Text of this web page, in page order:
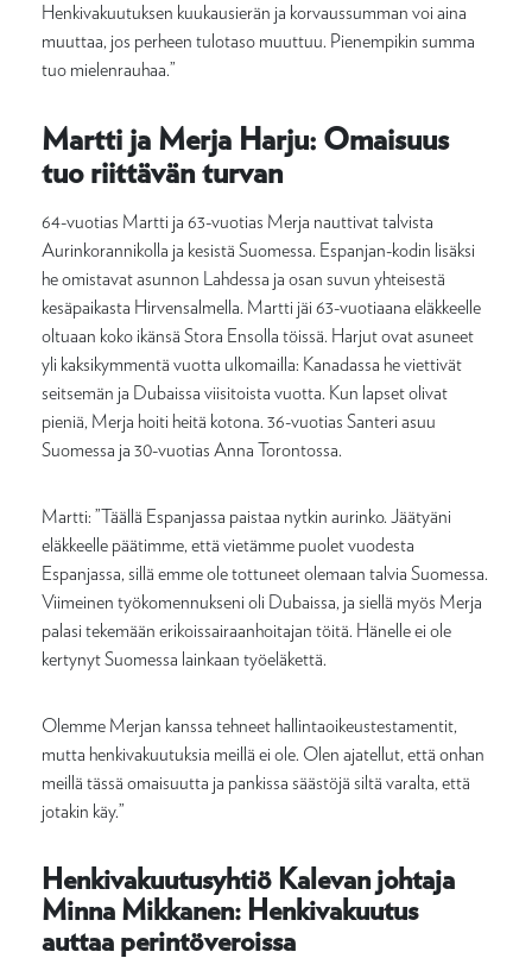
Henkivakuutuksen kuukausierän ja korvaussumman voi aina
muuttaa, jos perheen tulotaso muuttuu. Pienempikin summa
tuo mielenrauhaa.”
Martti ja Merja Harju: Omaisuus
tuo riittävän turvan
64-vuotias Martti ja 63-vuotias Merja nauttivat talvista
Aurinkorannikolla ja kesistä Suomessa. Espanjan-kodin lisäksi
he omistavat asunnon Lahdessa ja osan suvun yhteisestä
kesäpaikasta Hirvensalmella. Martti jäi 63-vuotiaana eläkkeelle
oltuaan koko ikänsä Stora Ensolla töissä. Harjut ovat asuneet
yli kaksikymmentä vuotta ulkomailla: Kanadassa he viettivät
seitsemän ja Dubaissa viisitoista vuotta. Kun lapset olivat
pieniä, Merja hoiti heitä kotona. 36-vuotias Santeri asuu
Suomessa ja 30-vuotias Anna Torontossa.
Martti: ”Täällä Espanjassa paistaa nytkin aurinko. Jäätyäni
eläkkeelle päätimme, että vietämme puolet vuodesta
Espanjassa, sillä emme ole tottuneet olemaan talvia Suomessa.
Viimeinen työkomennukseni oli Dubaissa, ja siellä myös Merja
palasi tekemään erikoissairaanhoitajan töitä. Hänelle ei ole
kertynyt Suomessa lainkaan työeläkettä.
Olemme Merjan kanssa tehneet hallintaoikeustestamentit,
mutta henkivakuutuksia meillä ei ole. Olen ajatellut, että onhan
meillä tässä omaisuutta ja pankissa säästöjä siltä varalta, että
jotakin käy.”
Henkivakuutusyhtiö Kalevan johtaja
Minna Mikkanen: Henkivakuutus
auttaa perintöveroissa